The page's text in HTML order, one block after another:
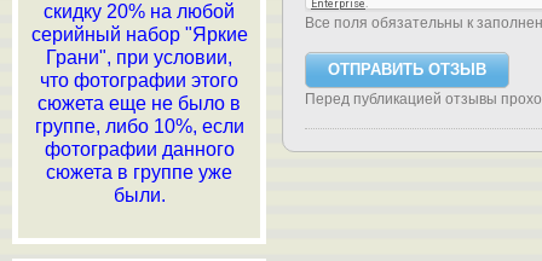
Все поля обязательны к
Перед публикацией отзывы
скидку 20% на любой
серийный набор "Яркие
Грани", при условии,
что фотографии этого
сюжета еще не было в
группе, либо 10%, если
фотографии данного
сюжета в группе уже
были.